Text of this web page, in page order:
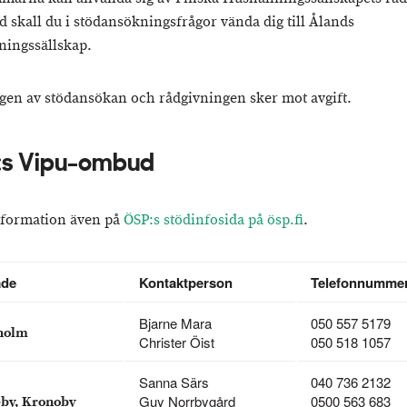
skall du i stödansökningsfrågor vända dig till Ålands
av stödansökan och rådgivningen sker mot avgift.
Vipu-ombud
även påÖSP:s stödinfosida på ösp.fi.
Kontaktperson
Bjarne Mara
Christer Öist
050 557 5179
050 518 1057
Kronoby
Sanna Särs
Guy Norrbygård
040 736 2132
0500 563 683